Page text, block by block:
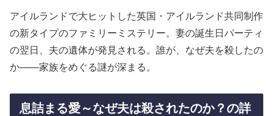
アイルランドで大ヒットした英国・アイルランド共同制作
の新タイプのファミリーミステリー。妻の誕生日パーティ
の翌日、夫の遺体が発見される。誰が、なぜ夫を殺したの
か――家族をめぐる謎が深まる。
息詰まる愛～なぜ夫は殺されたのか？の詳